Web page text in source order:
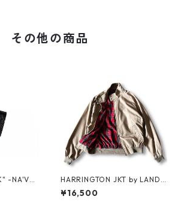
その他の商品
-NA'VV
HARRINGTON JKT by LAND
S'END
¥16,500